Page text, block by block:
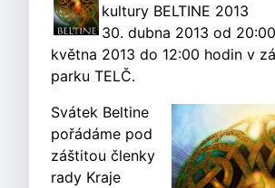
kultury BELTINE 2013
30. dubna 2013 od
května 2013 do 12:00 hodin v
parku TELČ.
Svátek Beltine
pořádáme pod
záštitou členky
rady Kraje